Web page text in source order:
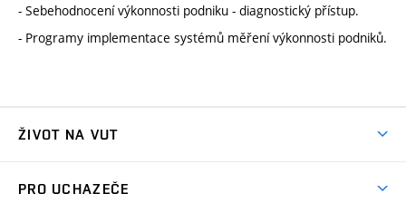
- Sebehodnocení výkonnosti podniku - diagnostický přístup.
- Programy implementace systémů měření výkonnosti podniků.
ŽIVOT NA VUT
PRO UCHAZEČE